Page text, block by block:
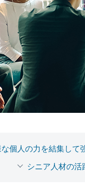
個人の力を結集して
シニア人材の活